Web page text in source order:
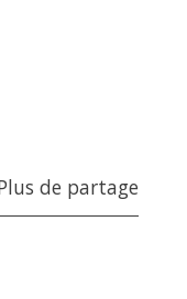
de partage